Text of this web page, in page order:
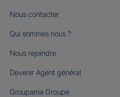
Nous contacter
Qui sommes nous ?
Nous rejoindre
Devenir Agent général
Groupama Groupe